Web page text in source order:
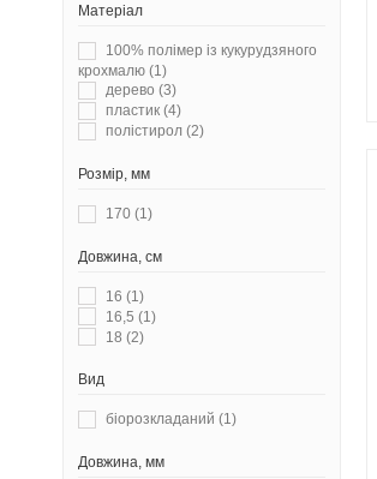
Матеріал
100% полімер із кукурудзяного
крохмалю (1)
дерево (3)
пластик (4)
полістирол (2)
Розмір, мм
170 (1)
Довжина, см
16 (1)
16,5 (1)
18 (2)
Вид
біорозкладаний (1)
Довжина, мм